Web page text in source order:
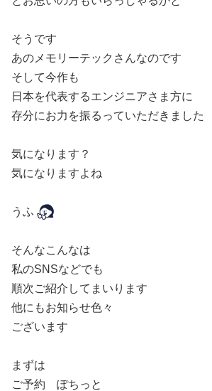
そうです
あのメモリーテックさんなのです
そして今作も
日本を代表するエンジニアさま方に
存分にお力を振るっていただきました
気になります？
気になりますよね
うふ
そんなこんなは
私のSNSなどでも
順次ご紹介してまいります
他にもお知らせ色々
ございます
まずは
ご予約 ぽちっと